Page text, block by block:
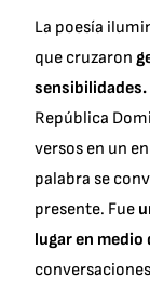
La poesía
que cruzaron
sensibilidades.
República
versos en un
palabra se
presente. Fue
lugar en